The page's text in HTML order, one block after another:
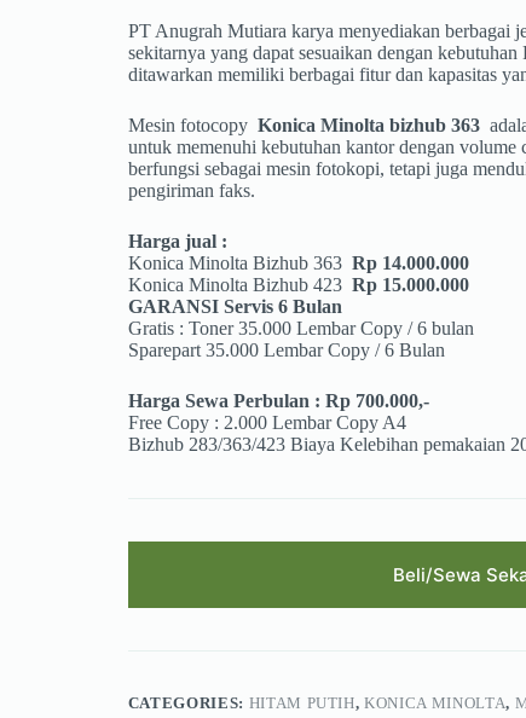
was:
Rp1.400.000.
is:
Rp700.000.
PT Anugrah Mutiara karya menyediakan berbagai
sekitarnya yang dapat sesuaikan dengan
ditawarkan memiliki berbagai fitur dan kapasitas
Mesin fotocopy Konica Minolta bizhub 363
untuk memenuhi kebutuhan kantor dengan
berfungsi sebagai mesin fotokopi, tetapi juga
pengiriman faks.
Harga jual :
Konica Minolta Bizhub 363 Rp 14.000.000
Konica Minolta Bizhub 423 Rp 15.000.000
GARANSI Servis 6 Bulan
Gratis : Toner 35.000 Lembar Copy / 6 bulan
Sparepart 35.000 Lembar Copy / 6 Bulan
Harga Sewa Perbulan : Rp 700.000,-
Free Copy : 2.000 Lembar Copy A4
Bizhub 283/363/423 Biaya Kelebihan pemakaian
Beli/Sewa
CATEGORIES: HITAM PUTIH,KONICA MINOLTA,